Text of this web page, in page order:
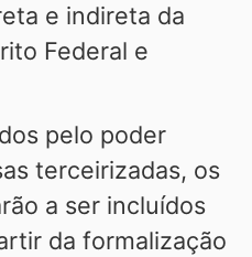
e indireta da
Federal e
pelo poder
terceirizadas, os
a ser incluídos
da formalização